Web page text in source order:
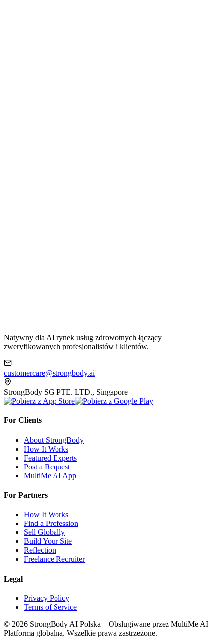
Natywny dla AI rynek usług zdrowotnych łączący
zweryfikowanych profesjonalistów i klientów.
customercare@strongbody.ai
StrongBody SG PTE. LTD., Singapore
For Clients
About StrongBody
How It Works
Featured Experts
Post a Request
MultiMe AI App
For Partners
How It Works
Find a Profession
Sell Globally
Build Your Site
Reflection
Freelance Recruiter
Legal
Privacy Policy
Terms of Service
© 2026 StrongBody AI Polska – Obsługiwane przez MultiMe AI –
Platforma globalna. Wszelkie prawa zastrzeżone.